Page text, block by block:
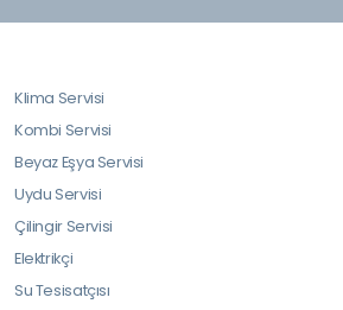
Klima Servisi
Kombi Servisi
Beyaz Eşya Servisi
Uydu Servisi
Çilingir Servisi
Elektrikçi
Su Tesisatçısı